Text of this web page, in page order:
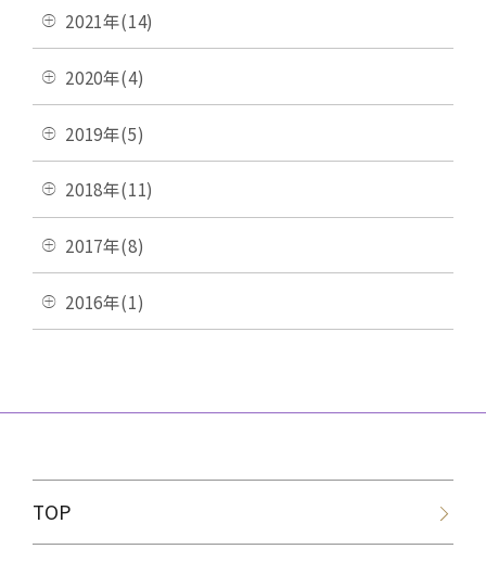
2021年(14)
2020年(4)
2019年(5)
2018年(11)
2017年(8)
2016年(1)
TOP